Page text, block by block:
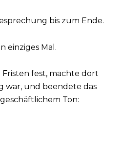
bis zum Ende.
einziges Mal.
fest, machte dort
war, und beendete das
Ton: